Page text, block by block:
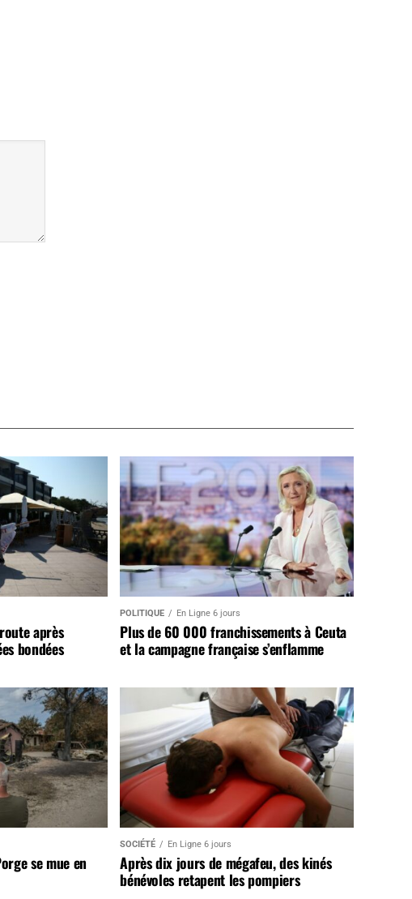
après
bondées
POLITIQUE En Ligne 6 jours
Plus de 60 000 franchissements à Ceuta
et la campagne française s’enflamme
se mue en
SOCIÉTÉ En Ligne 6 jours
Après dix jours de mégafeu, des kinés
bénévoles retapent les pompiers